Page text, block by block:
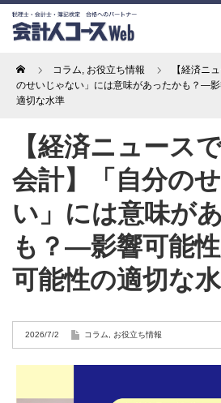
Home コラム, お役立ち情報
【経済ニ
のせいじゃない」には意味があったかも？―
適切な水準
【経済ニュース
会計】「自分の
い」には意味が
も？―影響可能
可能性の適切な
2026/7/2 コラム お役立ち情報